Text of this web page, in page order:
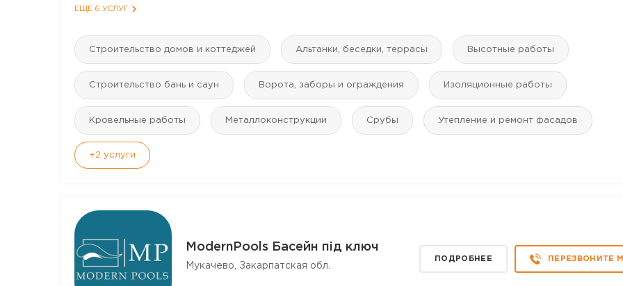
ЕЩЕ 6 УСЛУГ
Строительство домов и коттеджей Альтанки, беседки, террасы Высотные работы
Строительство бань и саун Ворота, заборы и ограждения Изоляционные работы
Кровельные работы Mеталлоконструкции Срубы Утепление и ремонт фасадов
+2 услуги
ModernPools Басейн під ключ
Мукачево, Закарпатская обл.
ПОДРОБНЕЕ ПЕРЕЗВОНИТЕ